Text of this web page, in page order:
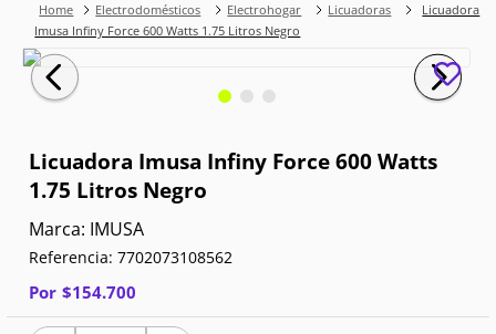
Electrodomésticos Electrohogar Licuadoras
Licuadora
Imusa Infiny Force 600 Watts 1.75 Litros Negro
Licuadora Imusa Infiny Force 600 Watts
1.75 Litros Negro
IMUSA
Referencia: 7702073108562
Por $154.700
TÉRMINOS MÁS BUSCADOS
1.
Iphone
3.
Celulares Samsung
4.
Televisores
5.
Red Magic
6.
S25 Ultra